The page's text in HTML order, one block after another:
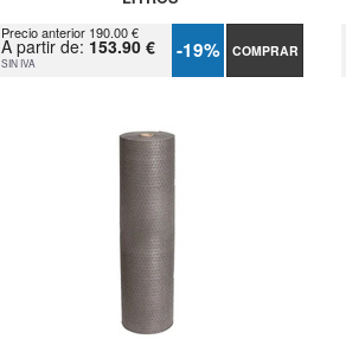
Precio anterior 190.00 €
A partir de: 153.90 €
SIN IVA -19% COMPRAR